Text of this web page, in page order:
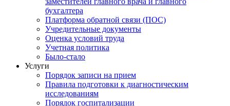
бухгалтера
Платформа обратной связи (ПОС)
Учредительные документы
Оценка условий труда
Учетная политика
Было-стало
Услуги
Порядок записи на прием
Правила подготовки к диагностическим
исследованиям
Порядок госпитализации